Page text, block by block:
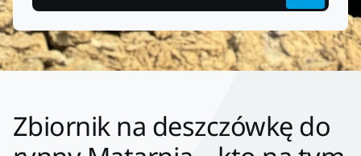
Zbiornik na deszczówkę do